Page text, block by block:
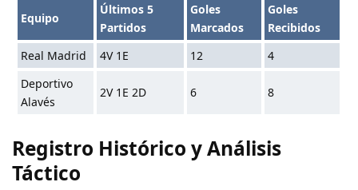
Equipo
Últimos 5
Partidos
Goles
Marcados
Goles
Recibidos
Real Madrid
4V 1E 12
4
Deportivo
Alavés
2V 1E 2D 6 8
Registro Histórico y Análisis
Táctico